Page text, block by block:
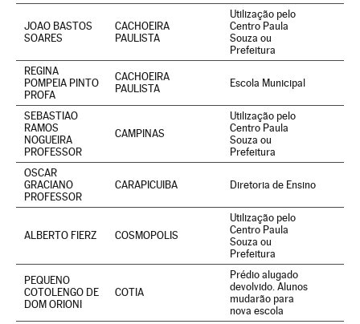
JOAO BASTOS
SOARES
CACHOEIRA
PAULISTA
Utilização pelo
Centro Paula
Souza ou
Prefeitura
REGINA
POMPEIA PINTO
PROFA
CACHOEIRA
PAULISTA
Escola Municipal
SEBASTIAO
RAMOS
NOGUEIRA
PROFESSOR
CAMPINAS
Utilização pelo
Centro Paula
Souza ou
Prefeitura
OSCAR
GRACIANO
PROFESSOR
CARAPICUIBA Diretoria de Ensino
ALBERTO FIERZ COSMOPOLIS
Utilização pelo
Centro Paula
Souza ou
Prefeitura
PEQUENO
COTOLENGO DE
DOM ORIONI
COTIA
Prédio alugado
devolvido. Alunos
mudarão para
nova escola